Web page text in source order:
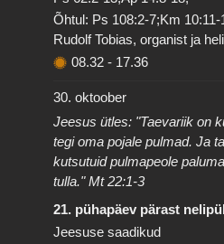
Õhtul: Ps 108:2-7;Km 10:11-
Rudolf Tobias, organist ja
08.32 - 17.36
30. oktoober
Jeesus ütles: "Taevariik on
tegi oma pojale pulmad. Ja
kutsutuid pulmapeole
tulla." Mt 22:1-3
21. pühapäev pärast
Jeesuse saadikud